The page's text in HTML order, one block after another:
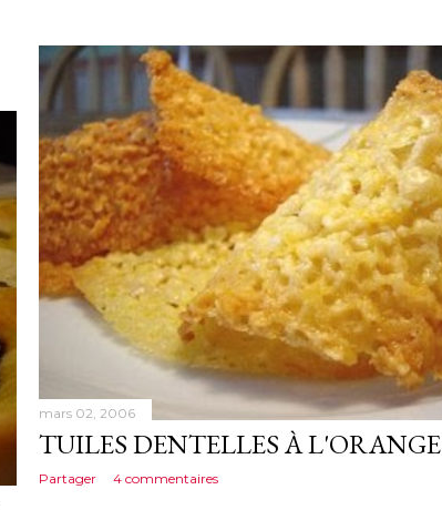
mars 02, 2006
TUILES DENTELLES À L'ORANGE
Partager 4 commentaires